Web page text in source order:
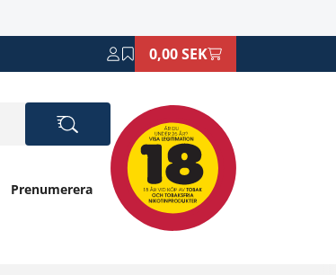
0,00 SEK
Prenumerera